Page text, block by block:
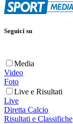
Seguici su
Media
Video
Foto
Live e Risultati
Live
Diretta Calcio
Risultati e Classifiche